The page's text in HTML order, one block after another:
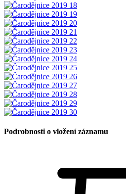
Podrobnosti o vložení záznamu